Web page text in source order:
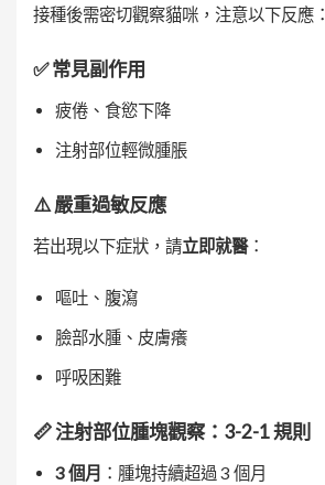
接種後需密切觀察貓咪，注意以下反應：
✅常見副作用
疲倦、食慾下降
注射部位輕微腫脹
⚠️嚴重過敏反應
若出現以下症狀，請立即就醫：
嘔吐、腹瀉
臉部水腫、皮膚癢
呼吸困難
📏注射部位腫塊觀察：3-2-1 規則
3 個月 ：腫塊持續超過 3 個月